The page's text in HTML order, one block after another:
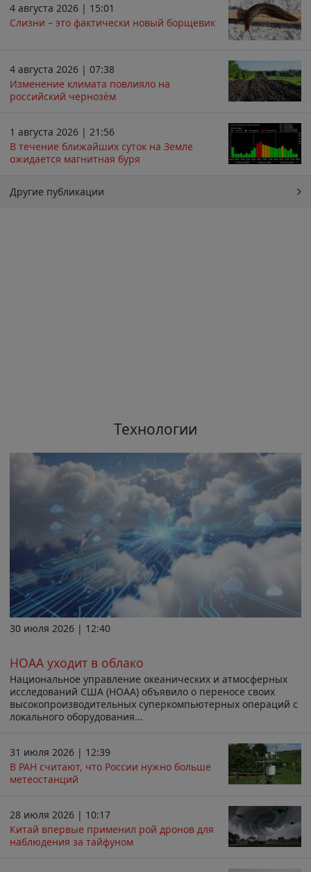
4 августа 2026 | 15:01
Слизни – это фактически новый борщевик
4 августа 2026 | 07:38
Изменение климата повлияло на
российский чернозём
1 августа 2026 | 21:56
В течение ближайших суток на Земле
ожидается магнитная буря
Другие публикации
Технологии
30 июля 2026 | 12:40
НОАА уходит в облако
Национальное управление океанических и атмосферных
исследований США (НОАА) объявило о переносе своих
высокопроизводительных суперкомпьютерных операций с
локального оборудования...
31 июля 2026 | 12:39
В РАН считают, что России нужно больше
метеостанций
28 июля 2026 | 10:17
Китай впервые применил рой дронов для
наблюдения за тайфуном